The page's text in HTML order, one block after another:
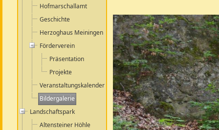
Hofmarschallamt
Geschichte
Herzoghaus Meiningen
Förderverein
Präsentation
Projekte
Veranstaltungskalender
Bildergalerie
Landschaftspark
Altensteiner Höhle